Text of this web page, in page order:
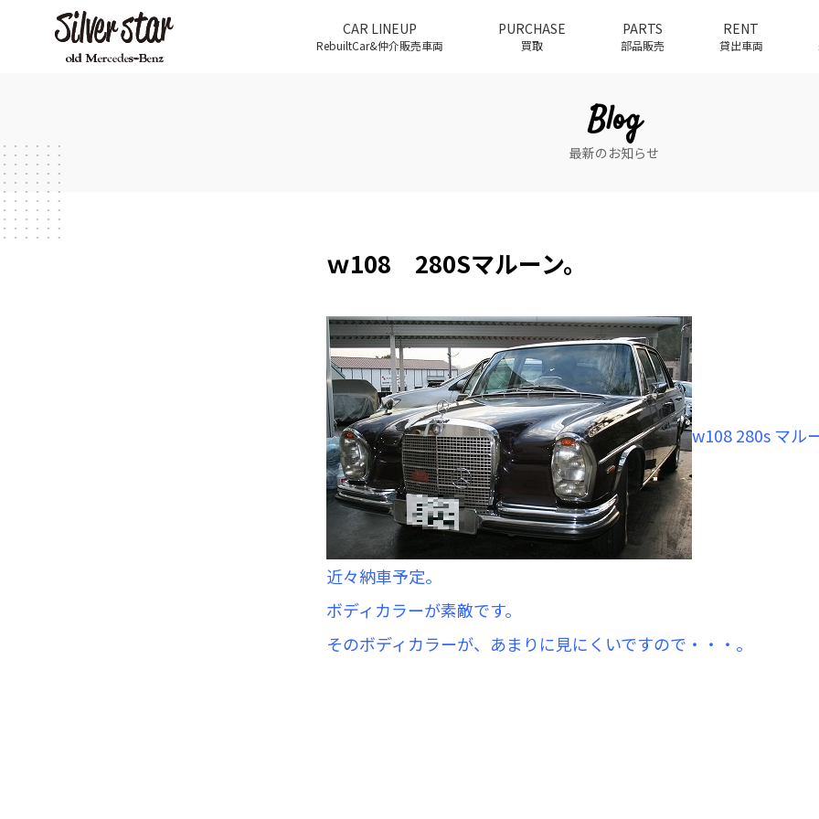
CAR LINEUP
RebuiltCar&仲介販売車両
PURCHASE
買取
PARTS
部品販売
RENT
貸出車両
Blog
最新のお知らせ
ｗ108 280Sマルーン。
w108 280s マル
近々納車予定。
ボディカラーが素敵です。
そのボディカラーが、あまりに見にくいですので・・・。